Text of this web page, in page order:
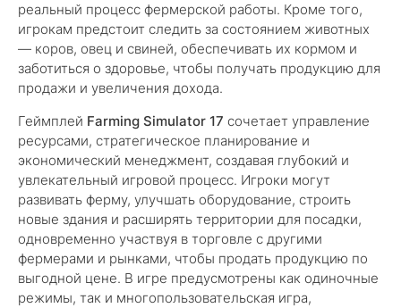
реальный процесс фермерской работы. Кроме того,
игрокам предстоит следить за состоянием животных
— коров, овец и свиней, обеспечивать их кормом и
заботиться о здоровье, чтобы получать продукцию для
продажи и увеличения дохода.
Геймплей Farming Simulator 17 сочетает управление
ресурсами, стратегическое планирование и
экономический менеджмент, создавая глубокий и
увлекательный игровой процесс. Игроки могут
развивать ферму, улучшать оборудование, строить
новые здания и расширять территории для посадки,
одновременно участвуя в торговле с другими
фермерами и рынками, чтобы продать продукцию по
выгодной цене. В игре предусмотрены как одиночные
режимы, так и многопользовательская игра,